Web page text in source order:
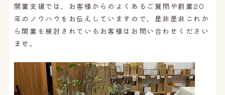
開業支援では、お客様からのよくあるご質問や創業20
年のノウハウをお伝えしていますので、是非是非これか
ら開業を検討されているお客様はお問い合わせください
ませ。